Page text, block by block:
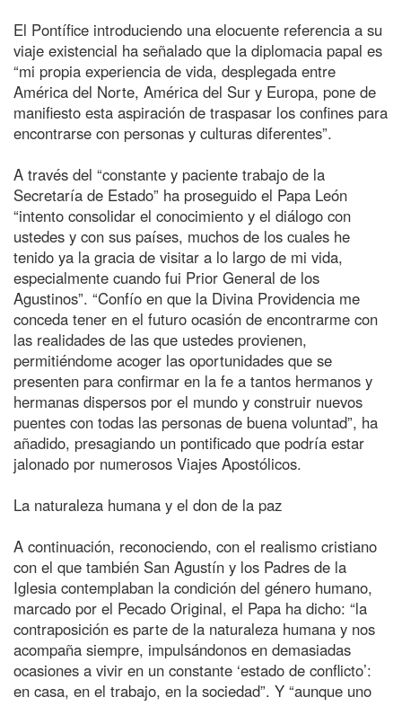
El Pontífice introduciendo una elocuente referencia a su
viaje existencial ha señalado que la diplomacia papal es
“mi propia experiencia de vida, desplegada entre
América del Norte, América del Sur y Europa, pone de
manifiesto esta aspiración de traspasar los confines para
encontrarse con personas y culturas diferentes”.
A través del “constante y paciente trabajo de la
Secretaría de Estado” ha proseguido el Papa León
“intento consolidar el conocimiento y el diálogo con
ustedes y con sus países, muchos de los cuales he
tenido ya la gracia de visitar a lo largo de mi vida,
especialmente cuando fui Prior General de los
Agustinos”. “Confío en que la Divina Providencia me
conceda tener en el futuro ocasión de encontrarme con
las realidades de las que ustedes provienen,
permitiéndome acoger las oportunidades que se
presenten para confirmar en la fe a tantos hermanos y
hermanas dispersos por el mundo y construir nuevos
puentes con todas las personas de buena voluntad”, ha
añadido, presagiando un pontificado que podría estar
jalonado por numerosos Viajes Apostólicos.
La naturaleza humana y el don de la paz
A continuación, reconociendo, con el realismo cristiano
con el que también San Agustín y los Padres de la
Iglesia contemplaban la condición del género humano,
marcado por el Pecado Original, el Papa ha dicho: “la
contraposición es parte de la naturaleza humana y nos
acompaña siempre, impulsándonos en demasiadas
ocasiones a vivir en un constante ‘estado de conflicto’:
en casa, en el trabajo, en la sociedad”. Y “aunque uno